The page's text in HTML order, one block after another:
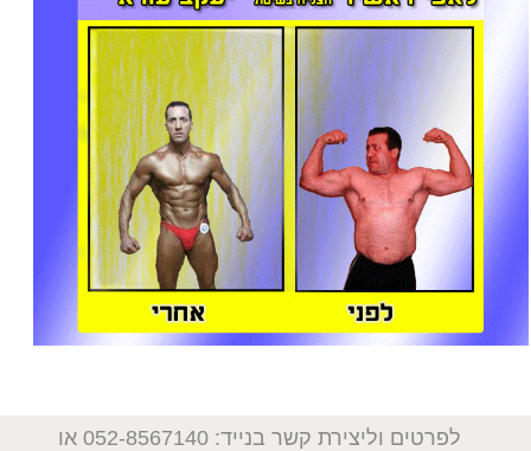
לפרטים וליצירת קשר בנייד: 052-8567140
או